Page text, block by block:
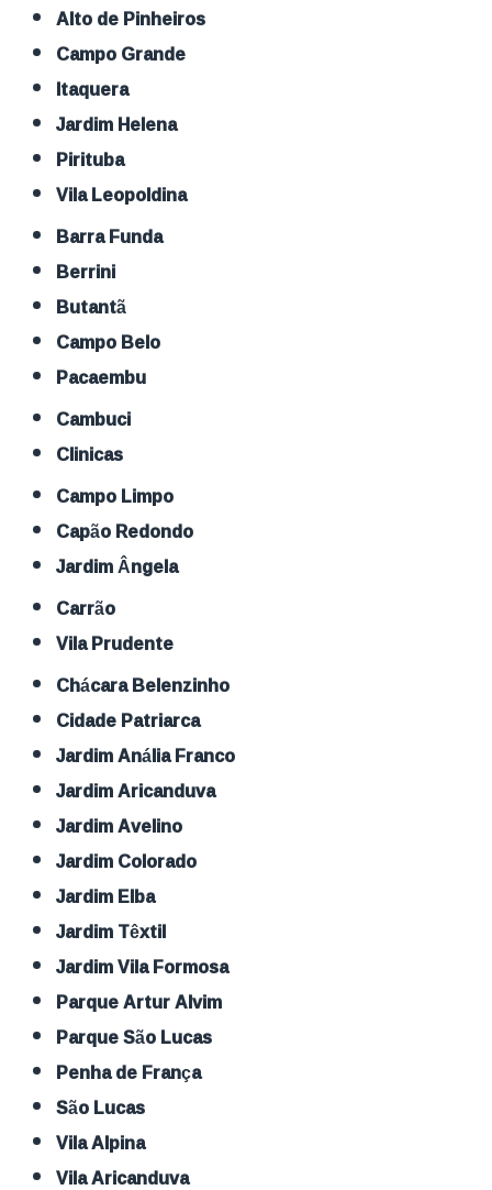
Alto de Pinheiros
Campo Grande
Itaquera
Jardim Helena
Pirituba
Vila Leopoldina
Barra Funda
Berrini
Butantã
Campo Belo
Pacaembu
Cambuci
Clinicas
Campo Limpo
Capão Redondo
Jardim Ângela
Carrão
Vila Prudente
Chácara Belenzinho
Cidade Patriarca
Jardim Anália Franco
Jardim Aricanduva
Jardim Avelino
Jardim Colorado
Jardim Elba
Jardim Têxtil
Jardim Vila Formosa
Parque Artur Alvim
Parque São Lucas
Penha de França
São Lucas
Vila Alpina
Vila Aricanduva